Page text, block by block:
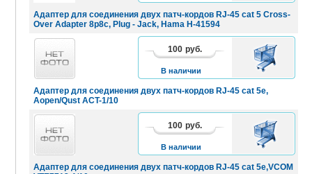
Адаптер для соединения двух патч-кордов RJ-45 cat 5 Cross-
Over Adapter 8p8c, Plug - Jack, Hama H-41594
Адаптер для соединения двух патч-кордов RJ-45 cat 5e,
Aopen/Qust ACT-1/10
100 руб.
В наличии
В
КОРЗИНУ
Адаптер для соединения двух патч-кордов RJ-45 cat 5e,VCOM
100 руб.
В наличии
В
КОРЗИНУ